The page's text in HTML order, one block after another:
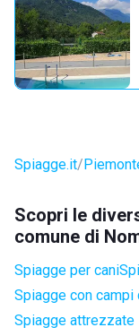
Spiagge.it
Scopri le
comune di
Spiagge per cani
Spiagge con
Spiagge attrezzate